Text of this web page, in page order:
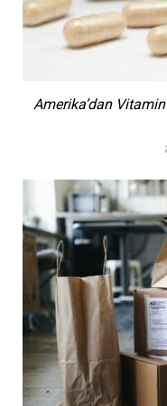
Amerika’dan